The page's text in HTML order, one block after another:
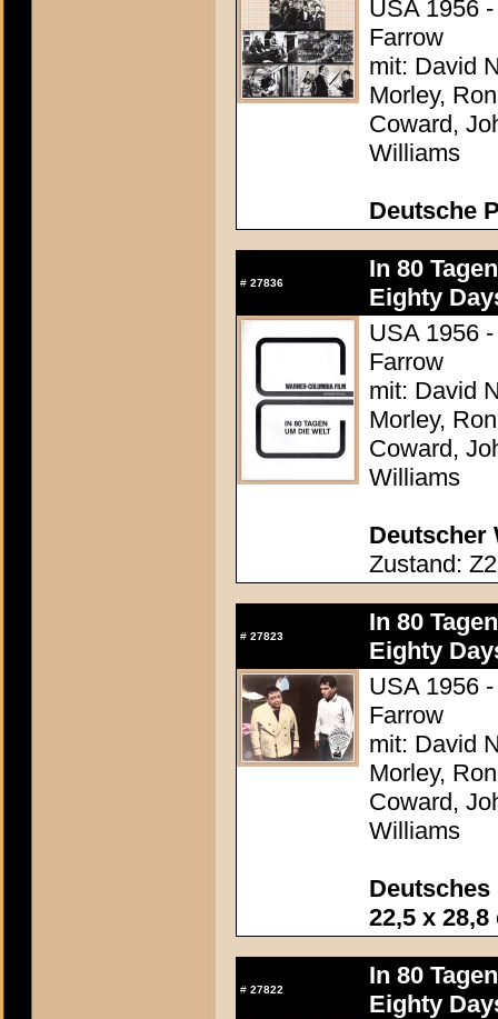
USA 1956
Farrow
mit: David
Morley,
Coward,
Williams
Deutsche
# 27836
In 80
Eighty
USA 1956
Farrow
mit: David
Morley,
Coward,
Williams
Deutscher
Zustand: Z2
# 27823
In 80
Eighty
USA 1956
Farrow
mit: David
Morley,
Coward,
Williams
22,5 x 28,8
# 27822
In 80
Eighty